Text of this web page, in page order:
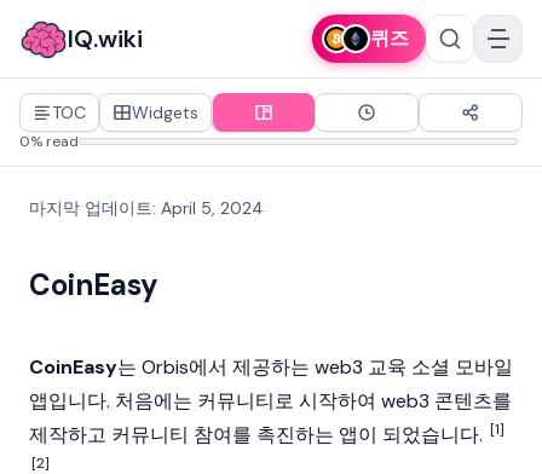
IQ.wiki 퀴즈
TOC Widgets
0% read
마지막 업데이트: April 5, 2024
CoinEasy
CoinEasy는 Orbis에서 제공하는 web3 교육 소셜 모바일
앱입니다. 처음에는 커뮤니티로 시작하여 web3 콘텐츠를
제작하고 커뮤니티 참여를 촉진하는 앱이 되었습니다. [1]
[2]